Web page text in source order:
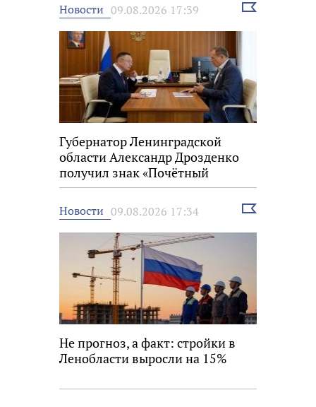
Новости 09.08.2026 17:39
Выбрать
Губернатор Ленинградской
области Александр Дрозденко
получил знак «Почётный
строитель России»
Новости 09.08.2026 17:34
Выбрать
Не прогноз, а факт: стройки в
Ленобласти выросли на 15%